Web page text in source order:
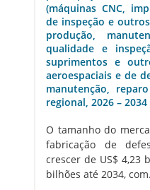
(máquinas CNC,
de inspeção e
produção,
qualidade e
suprimentos e
aeroespaciais e de
manutenção,
regional, 2026 – 2034
O tamanho do
fabricação de
crescer de US$ 4,23
bilhões até 2034,